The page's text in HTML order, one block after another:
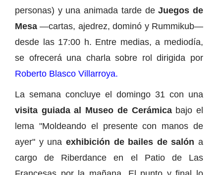
personas) y una animada tarde deJuegos de
Mesa —cartas, ajedrez, dominó y Rummikub—
desde las 17:00 h. Entre medias, a mediodía,
se ofrecerá una charla sobre rol dirigida por
Roberto Blasco Villarroya.
La semana concluye el domingo 31 con una
visita guiada al Museo de Cerámicabajo el
lema "Moldeando el presente con manos de
ayer" y una exhibición de bailes de salón a
cargo de Riberdance en el Patio de Las